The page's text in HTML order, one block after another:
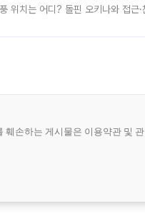
위치는 어디? 돌핀 오키나와 접근